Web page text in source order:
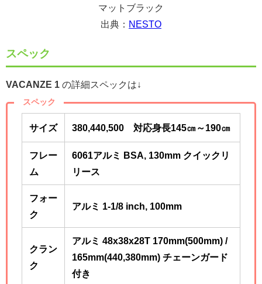
マットブラック
出典： NESTO
スペック
VACANZE 1 の詳細スペックは↓
スペック
サイズ 380,440,500 対応身長145㎝～190㎝
フレー
ム
6061アルミ BSA, 130mm クイックリ
リース
フォー
ク
アルミ 1-1/8 inch, 100mm
クラン
ク
アルミ 48x38x28T 170mm(500mm) /
165mm(440,380mm) チェーンガード
付き